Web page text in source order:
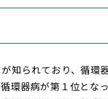
知られており、循環
環器病が第１位とな